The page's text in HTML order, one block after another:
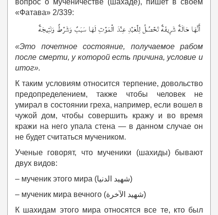
вопрос о мученичестве (шахаде), пишет в своем
«Фатава» 2/339:
أَنَّهَا حَالَةٌ شَرِيفَةٌ تَحْصُلُ لِلْعَبْدِ عِنْدَ الْمَوْتِ لَهَا سَبَبٌ وَشَرْطٌ وَنَتِيجَةٌ
«Это почетное состояние, получаемое рабом
после смерти, у которой есть причина, условие и
итог».
К таким условиям относится терпение, довольство
предопределением, также чтобы человек не
умирал в состоянии греха, например, если вошел в
чужой дом, чтобы совершить кражу и во время
кражи на него упала стена — в данном случае он
не будет считаться мучеником.
Ученые говорят, что мученики (шахиды) бывают
двух видов:
– мученик этого мира (شهيد الدنيا)
– мученик мира вечного (شهيد الآخرة)
К шахидам этого мира относятся все те, кто был